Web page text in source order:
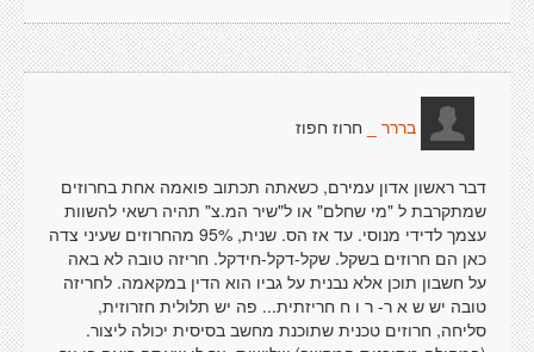
בררר _ חרוז חפוז
דבר ראשון אדון עמירם, כשאתה תכתוב פואמה אחת בחרוזים
שמתקרבת ל "מי שחלם" או ל"שיר המ.צ" תהיה רשאי להשוות
עצמך לדידי מנוסי. עד אז הס. שנית, 95% מהחרוזים שעיני צדה
כאן הם חרוזים בשקל. שקל-דקל-חידקל. חריזה טובה לא באה
על חשבון תוכן אלא נבנית על גביו הוא הדין במקאמה. לחריזה
טובה יש ש א ר- ר ו ח חריזתית... פה יש תלולית חזרוזית,
סליחה, חרוזים טכנית שתוכנת מחשב בסיסית יכולה ליצור.